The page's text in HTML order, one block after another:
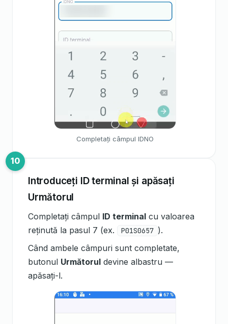
Completați câmpul IDNO
Introduceți ID terminal și apăsați
Următorul
Completați câmpul ID terminal cu valoarea
reținută la pasul 7 (ex.
P01S0657 ).
Când ambele câmpuri sunt completate,
butonul Următorul devine albastru —
apăsați-l.